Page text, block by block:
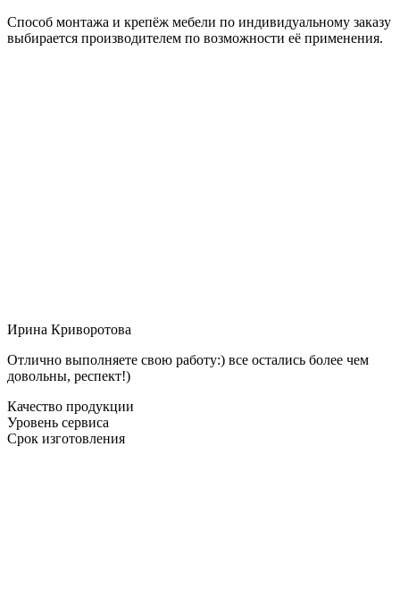
Способ монтажа и крепёж мебели по индивидуальному заказу
выбирается производителем по возможности её применения.
Ирина Криворотова
Отлично выполняете свою работу:) все остались более чем
довольны, респект!)
Качество продукции
Уровень сервиса
Срок изготовления